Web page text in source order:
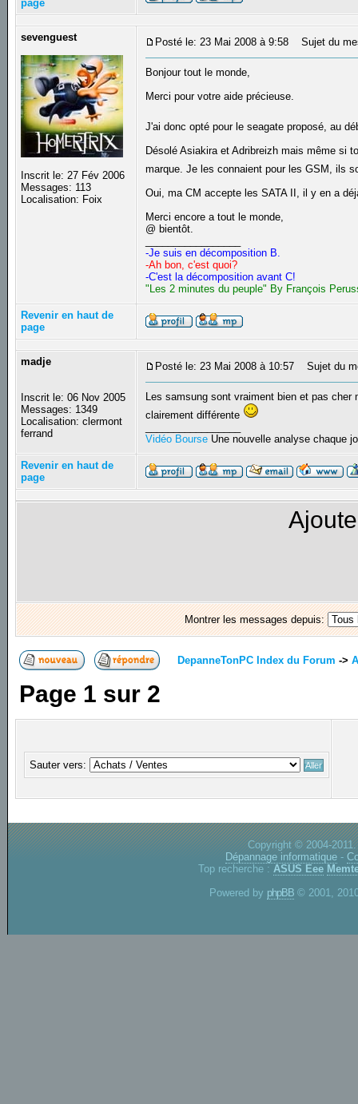
page
sevenguest
Inscrit le: 27 Fév 2006
Messages: 113
Localisation: Foix
Posté le: 23 Mai 2008 à 9:58 Sujet du
Bonjour tout le monde,
Merci pour votre aide précieuse.
J'ai donc opté pour le seagate proposé, au
Désolé Asiakira et Adribreizh mais même si
marque. Je les connaient pour les GSM, ils
Oui, ma CM accepte les SATA II, il y en a
Merci encore a tout le monde,
@ bientôt.
-Je suis en décomposition B.
-Ah bon, c'est quoi?
-C'est la décomposition avant C!
"Les 2 minutes du peuple" By François
Revenir en haut de
page
madje
Inscrit le: 06 Nov 2005
Messages: 1349
Localisation: clermont
ferrand
Posté le: 23 Mai 2008 à 10:57 Sujet du
Les samsung sont vraiment bien et pas
clairement différente
Vidéo Bourse Une nouvelle analyse chaque
Revenir en haut de
page
Montrer les messages depuis:
DepanneTonPC Index du Forum ->
Page 1 sur 2
Sauter vers:
Copyright © 2004-
Dépannage informatique -
Top recherche : ASUS Eee
Powered by phpBB © 2001,